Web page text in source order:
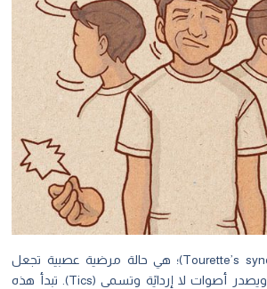
متلازمة توريت (Tourette’s syndrome)؛ هي حالة مرضية عصبية تجعل
المريض يقوم بحركات ويصدر أصوات لا إردايًة وتسمى (Tics). تبدأ هذه